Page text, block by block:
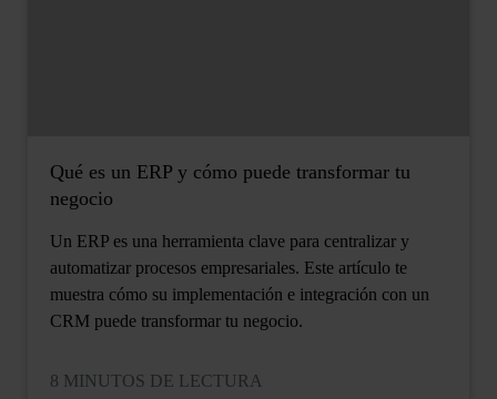
Qué es un ERP y cómo puede transformar tu
negocio
Un ERP es una herramienta clave para centralizar y
automatizar procesos empresariales. Este artículo te
muestra cómo su implementación e integración con un
CRM puede transformar tu negocio.
8 MINUTOS DE LECTURA